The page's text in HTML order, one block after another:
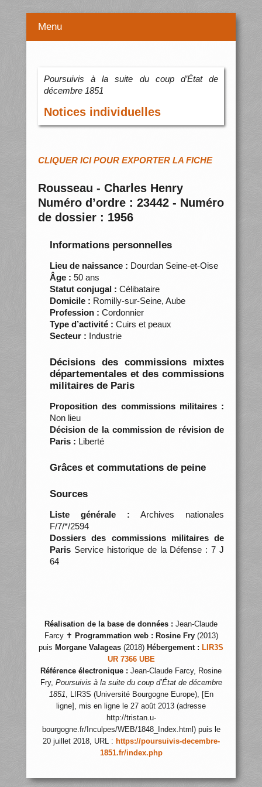
Menu
Poursuivis à la suite du coup d’État de
décembre 1851
Notices individuelles
CLIQUER ICI POUR EXPORTER LA FICHE
Rousseau - Charles Henry
Numéro d’ordre : 23442 - Numéro
de dossier : 1956
Informations personnelles
Lieu de naissance : Dourdan Seine-et-Oise
Âge : 50 ans
Statut conjugal : Célibataire
Domicile : Romilly-sur-Seine, Aube
Profession : Cordonnier
Type d’activité : Cuirs et peaux
Secteur : Industrie
Décisions des commissions mixtes
départementales et des commissions
militaires de Paris
Proposition des commissions militaires :
Non lieu
Décision de la commission de révision de
Paris : Liberté
Grâces et commutations de peine
Sources
Liste générale : Archives nationales
F/7/*/2594
Dossiers des commissions militaires de
ParisService historique de la Défense : 7 J
64
Réalisation de la base de données : Jean-Claude
Farcy ✝ Programmation web : Rosine Fry(2013)
puis Morgane Valageas (2018) Hébergement : LIR3S
UR 7366 UBE
Référence électronique : Jean-Claude Farcy, Rosine
Fry, Poursuivis à la suite du coup d’État de décembre
1851, LIR3S (Université Bourgogne Europe), [En
ligne], mis en ligne le 27 août 2013 (adresse
http://tristan.u-
bourgogne.fr/Inculpes/WEB/1848_Index.html) puis le
20 juillet 2018, URL : https://poursuivis-decembre-
1851.fr/index.php